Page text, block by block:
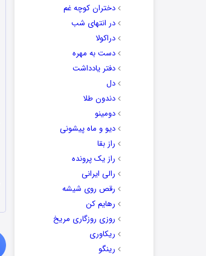
دختران کوچه غم
در انتهای شب
دراکولا
دست به مهره
دفتر یادداشت
دل
دندون طلا
دومینو
دیو و ماه پیشونی
راز بقا
راز یک پرونده
رالی ایرانی
رقص روی شیشه
رهایم کن
روزی روزگاری مریخ
ریکاوری
رینگو